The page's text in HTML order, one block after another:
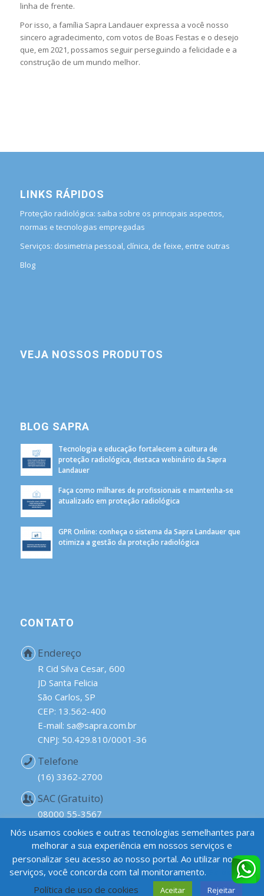
linha de frente.
Por isso, a família Sapra Landauer expressa a você nosso
sincero agradecimento, com votos de Boas Festas e o desejo
que, em 2021, possamos seguir perseguindo a felicidade e a
construção de um mundo melhor.
LINKS RÁPIDOS
Proteção radiológica: saiba sobre os principais aspectos,
normas e tecnologias empregadas
Serviços: dosimetria pessoal, clínica, de feixe, entre outras
Blog
VEJA NOSSOS PRODUTOS
BLOG SAPRA
Tecnologia e educação fortalecem a cultura de
proteção radiológica, destaca webinário da Sapra
Landauer
Faça como milhares de profissionais e mantenha-se
atualizado em proteção radiológica
GPR Online: conheça o sistema da Sapra Landauer que
otimiza a gestão da proteção radiológica
CONTATO
Endereço
R Cid Silva Cesar, 600
JD Santa Felicia
São Carlos, SP
CEP: 13.562-400
E-mail: sa@sapra.com.br
CNPJ: 50.429.810/0001-36
Telefone
(16) 3362-2700
SAC (Gratuito)
08000 55-3567
Nós usamos cookies e outras tecnologias semelhantes para
melhorar a sua experiência em nossos serviços e
personalizar seu acesso ao nosso portal. Ao utilizar nossos
serviços, você concorda com tal monitoramento.
Saiba mais
Política de uso de cookies
Aceitar Rejeitar